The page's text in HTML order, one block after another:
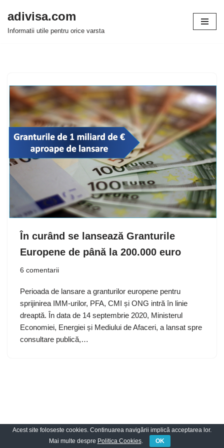
Sari
adivisa.com
Informatii utile pentru orice varsta
În curând se lansează Granturile
Europene de până la 200.000 euro
6 comentarii
Perioada de lansare a granturilor europene pentru
sprijinirea IMM-urilor, PFA, CMI și ONG intră în linie
dreaptă. În data de 14 septembrie 2020, Ministerul
Economiei, Energiei și Mediului de Afaceri, a lansat spre
consultare publică,…
Neve | Propulsată deWordPress
Acest site foloseste cookies. Continuarea navigării implică acceptarea lor.
Mai multe despre Politica Cookies. OK